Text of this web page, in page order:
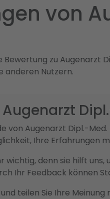
von
Bewertung zu Augenarzt
anderen Nutzern.
Augenarzt
von Augenarzt Dipl.-
Ihre Erfahrungen
wichtig, denn sie hilft
Ihr Feedback können
und teilen Sie Ihre